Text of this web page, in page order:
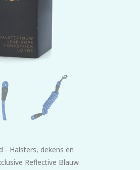
- Halsters, dekens en
Reflective Blauw